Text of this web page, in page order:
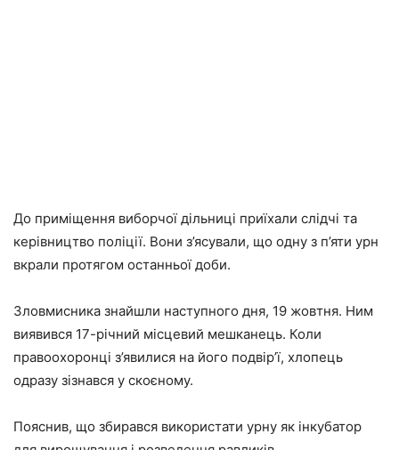
До приміщення виборчої дільниці приїхали слідчі та
керівництво поліції. Вони з’ясували, що одну з п’яти урн
вкрали протягом останньої доби.
Зловмисника знайшли наступного дня, 19 жовтня. Ним
виявився 17-річний місцевий мешканець. Коли
правоохоронці з’явилися на його подвір’ї, хлопець
одразу зізнався у скоєному.
Пояснив, що збирався використати урну як інкубатор